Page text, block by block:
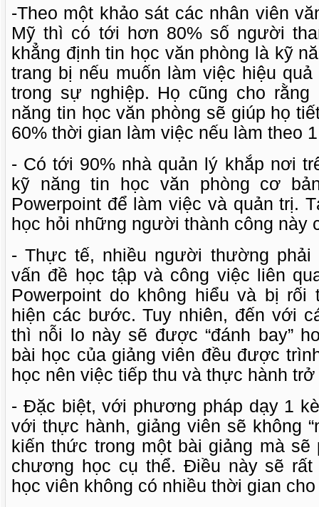
-Theo một khảo sát các nhân viên
Mỹ thì có tới hơn 80% số người
khẳng định tin học văn phòng là kỹ
trang bị nếu muốn làm việc hiệu
trong sự nghiệp. Họ cũng cho
năng tin học văn phòng sẽ giúp họ
60% thời gian làm việc nếu làm theo
- Có tới 90% nhà quản lý khắp nơi
kỹ năng tin học văn phòng cơ
Powerpoint để làm việc và quản trị.
học hỏi những người thành công này
- Thực tế, nhiều người thường
vấn đề học tập và công việc liên
Powerpoint do không hiểu và bị rối
hiện các bước. Tuy nhiên, đến với
thì nỗi lo này sẽ được “đánh bay”
bài học của giảng viên đều được
học nên việc tiếp thu và thực hành
- Đặc biệt, với phương pháp dạy 1
với thực hành, giảng viên sẽ không
kiến thức trong một bài giảng mà sẽ
chương học cụ thể. Điều này sẽ
học viên không có nhiều thời gian